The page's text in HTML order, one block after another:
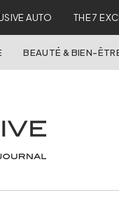
AUTO THE 7
BEAUTÉ & BIEN-